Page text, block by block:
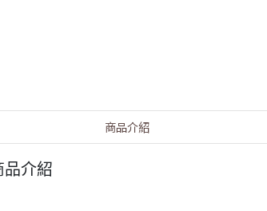
商品介紹
品介紹